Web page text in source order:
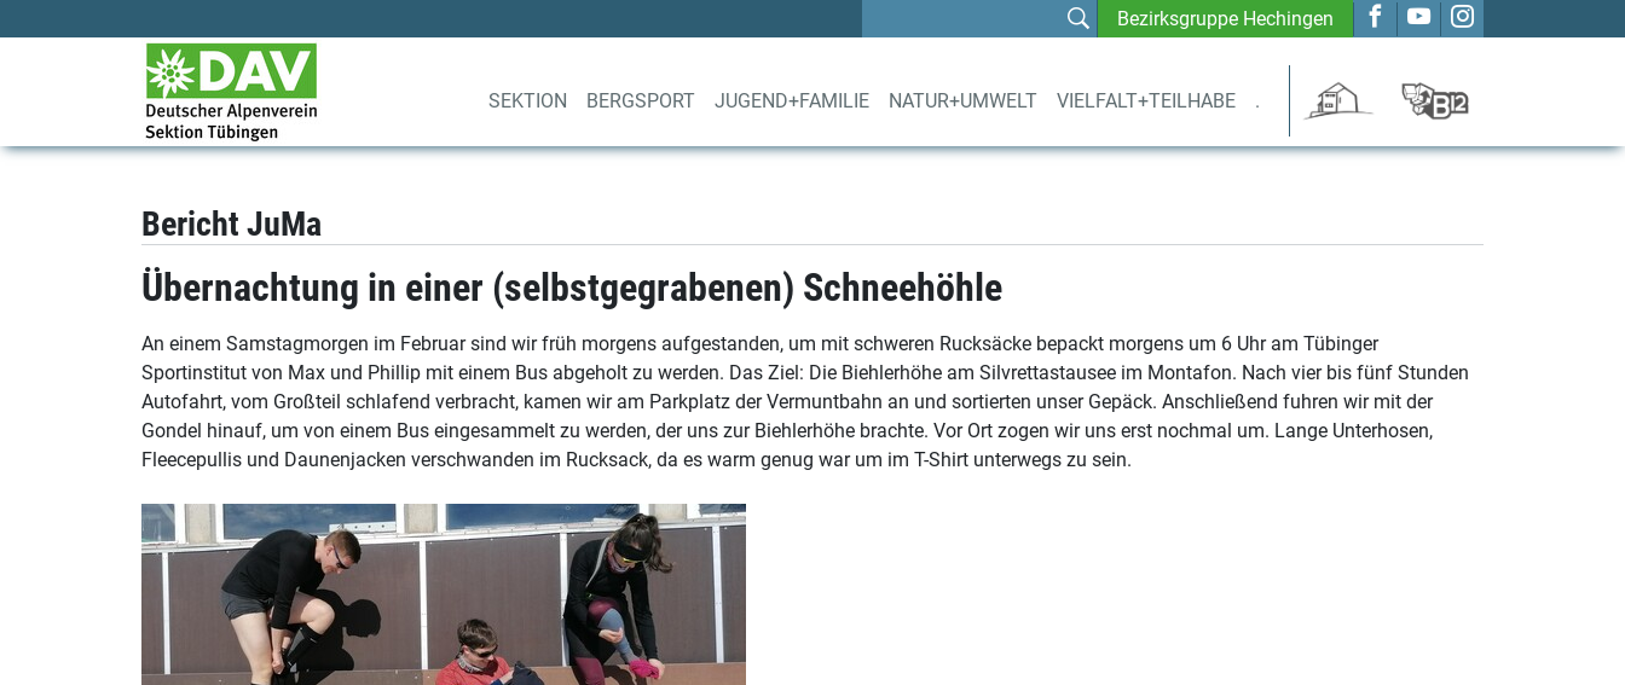
Bezirksgruppe Hechingen
SEKTION BERGSPORT JUGEND+FAMILIE NATUR+UMWELT VIELFALT+TEILHABE .
Bericht JuMa
Übernachtung in einer (selbstgegrabenen) Schneehöhle
An einem Samstagmorgen im Februar sind wir früh morgens aufgestanden, um mit schweren Rucksäcke bepackt morgens um 6 Uhr am Tübinger
Sportinstitut von Max und Phillip mit einem Bus abgeholt zu werden. Das Ziel: Die Biehlerhöhe am Silvrettastausee im Montafon. Nach vier bis fünf Stunden
Autofahrt, vom Großteil schlafend verbracht, kamen wir am Parkplatz der Vermuntbahn an und sortierten unser Gepäck. Anschließend fuhren wir mit der
Gondel hinauf, um von einem Bus eingesammelt zu werden, der uns zur Biehlerhöhe brachte. Vor Ort zogen wir uns erst nochmal um. Lange Unterhosen,
Fleecepullis und Daunenjacken verschwanden im Rucksack, da es warm genug war um im T-Shirt unterwegs zu sein.